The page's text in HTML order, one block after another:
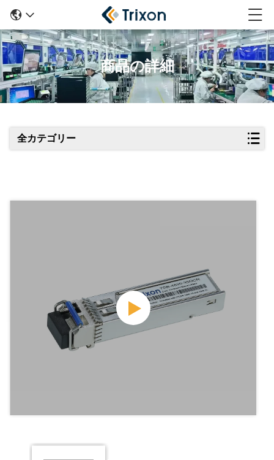
商品の詳細
全カテゴリー